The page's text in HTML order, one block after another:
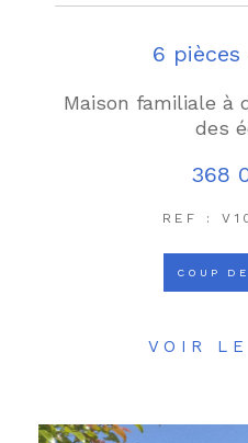
6 pièces
Maison familiale à
des
368
REF :
COUP
VOIR